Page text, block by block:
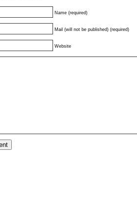
Name (required)
Mail (will not be published) (required)
Website